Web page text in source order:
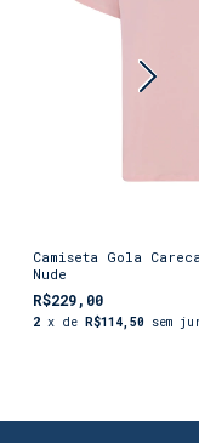
Camiseta Gola
Nude
R$229,00
2 x de R$114,50 sem